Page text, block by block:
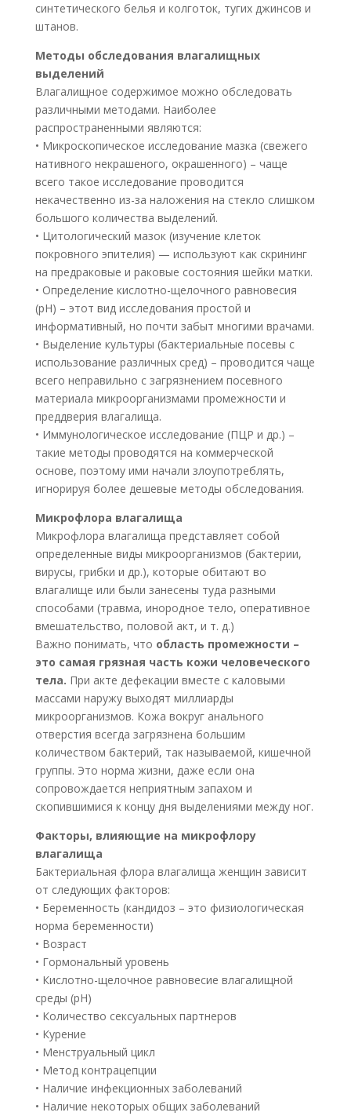
синтетического белья и колготок, тугих джинсов и
штанов.
Методы обследования влагалищных
выделений
Влагалищное содержимое можно обследовать
различными методами. Наиболее
распространенными являются:
• Микроскопическое исследование мазка (свежего
нативного некрашеного, окрашенного) – чаще
всего такое исследование проводится
некачественно из-за наложения на стекло слишком
большого количества выделений.
• Цитологический мазок (изучение клеток
покровного эпителия) — используют как скрининг
на предраковые и раковые состояния шейки матки.
• Определение кислотно-щелочного равновесия
(рН) – этот вид исследования простой и
информативный, но почти забыт многими врачами.
• Выделение культуры (бактериальные посевы с
использование различных сред) – проводится чаще
всего неправильно с загрязнением посевного
материала микроорганизмами промежности и
преддверия влагалища.
• Иммунологическое исследование (ПЦР и др.) –
такие методы проводятся на коммерческой
основе, поэтому ими начали злоупотреблять,
игнорируя более дешевые методы обследования.
Микрофлора влагалища
Микрофлора влагалища представляет собой
определенные виды микроорганизмов (бактерии,
вирусы, грибки и др.), которые обитают во
влагалище или были занесены туда разными
способами (травма, инородное тело, оперативное
вмешательство, половой акт, и т. д.)
Важно понимать, что область промежности –
это самая грязная часть кожи человеческого
тела. При акте дефекации вместе с каловыми
массами наружу выходят миллиарды
микроорганизмов. Кожа вокруг анального
отверстия всегда загрязнена большим
количеством бактерий, так называемой, кишечной
группы. Это норма жизни, даже если она
сопровождается неприятным запахом и
скопившимися к концу дня выделениями между ног.
Факторы, влияющие на микрофлору
влагалища
Бактериальная флора влагалища женщин зависит
от следующих факторов:
• Беременность (кандидоз – это физиологическая
норма беременности)
• Возраст
• Гормональный уровень
• Кислотно-щелочное равновесие влагалищной
среды (рН)
• Количество сексуальных партнеров
• Курение
• Менструальный цикл
• Метод контрацепции
• Наличие инфекционных заболеваний
• Наличие некоторых общих заболеваний